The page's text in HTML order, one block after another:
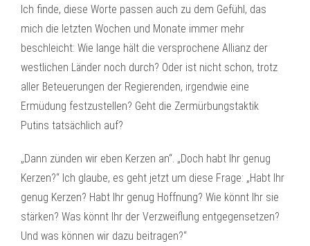
Ich finde, diese Worte passen auch zu dem Gefühl, das
mich die letzten Wochen und Monate immer mehr
beschleicht: Wie lange hält die versprochene Allianz der
westlichen Länder noch durch? Oder ist nicht schon, trotz
aller Beteuerungen der Regierenden, irgendwie eine
Ermüdung festzustellen? Geht die Zermürbungstaktik
Putins tatsächlich auf?
„Dann zünden wir eben Kerzen an“. „Doch habt Ihr genug
Kerzen?“ Ich glaube, es geht jetzt um diese Frage: „Habt Ihr
genug Kerzen? Habt Ihr genug Hoffnung? Wie könnt Ihr sie
stärken? Was könnt Ihr der Verzweiflung entgegensetzen?
Und was können wir dazu beitragen?“